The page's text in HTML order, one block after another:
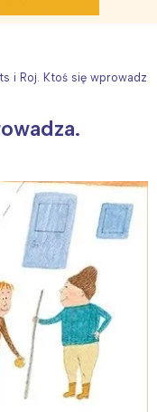
i Roj. Ktoś się